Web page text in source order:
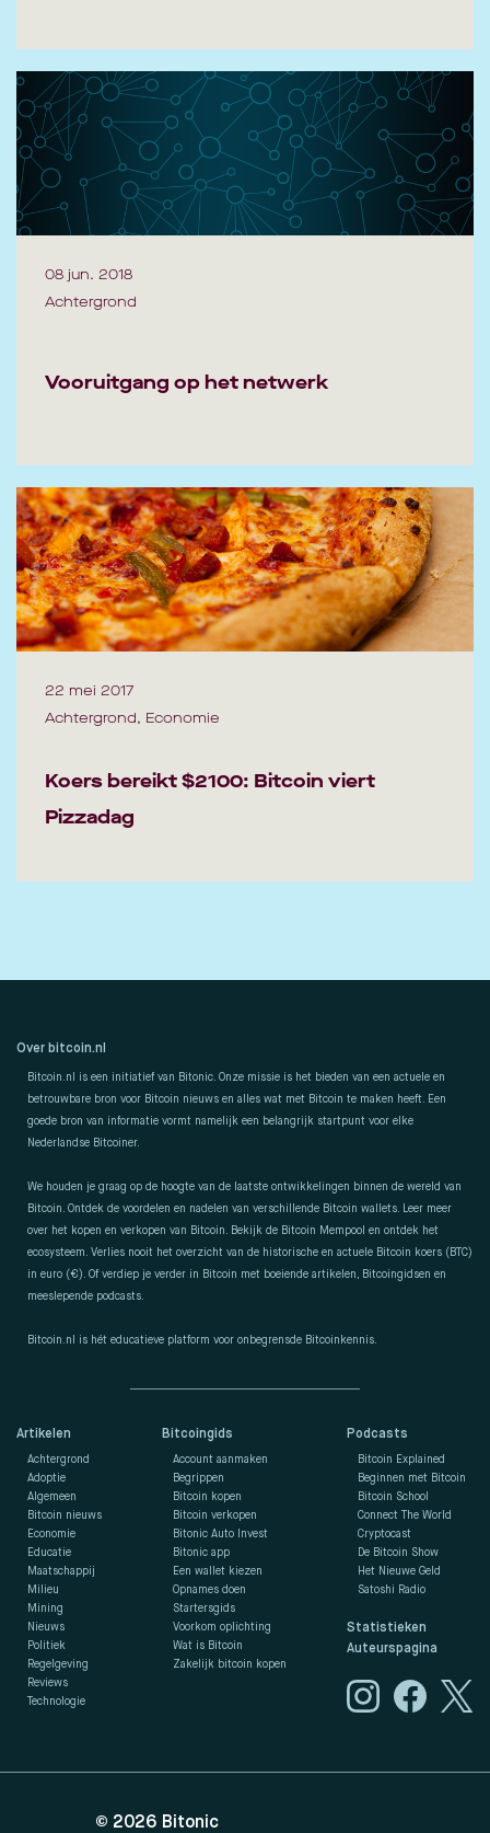
08 jun. 2018
Achtergrond
Vooruitgang op het netwerk
22 mei 2017
Achtergrond, Economie
Koers bereikt $2100: Bitcoin viert
Pizzadag
Artikelen
Achtergrond
Adoptie
Algemeen
Bitcoin nieuws
Economie
Educatie
Maatschappij
Milieu
Mining
Nieuws
Politiek
Regelgeving
Reviews
Technologie
Bitcoingids
Account aanmaken
Begrippen
Bitcoin kopen
Bitcoin verkopen
Bitonic Auto Invest
Bitonic app
Een wallet kiezen
Opnames doen
Startersgids
Voorkom oplichting
Wat is Bitcoin
Zakelijk bitcoin kopen
Podcasts
Bitcoin Explained
Beginnen met Bitcoin
Bitcoin School
Connect The World
Cryptocast
De Bitcoin Show
Het Nieuwe Geld
Satoshi Radio
Statistieken
Auteurspagina
Over bitcoin.nl
Bitcoin.nl is een initiatief van Bitonic. Onze missie is het bieden van een actuele en
betrouwbare bron voor Bitcoin nieuws en alles wat met Bitcoin te maken heeft. Een
goede bron van informatie vormt namelijk een belangrijk startpunt voor elke
Nederlandse Bitcoiner.
We houden je graag op de hoogte van de laatste ontwikkelingen binnen de wereld van
Bitcoin. Ontdek de voordelen en nadelen van verschillende Bitcoin wallets. Leer meer
over het kopen en verkopen van Bitcoin. Bekijk de Bitcoin Mempool en ontdek het
ecosysteem. Verlies nooit het overzicht van de historische en actuele Bitcoin koers (BTC)
in euro (€). Of verdiep je verder in Bitcoin met boeiende artikelen, Bitcoingidsen en
meeslepende podcasts.
Bitcoin.nl is hét educatieve platform voor onbegrensde Bitcoinkennis.
© 2026 Bitonic